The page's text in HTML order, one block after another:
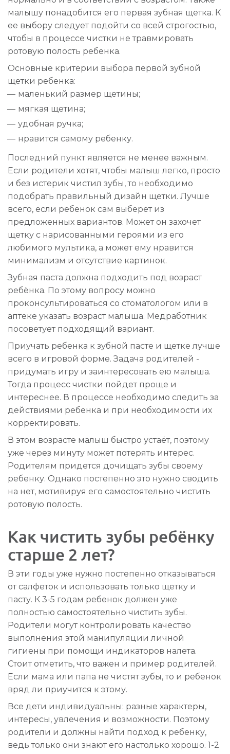
малышу понадобится его первая зубная щетка. К
ее выбору следует подойти со всей строгостью,
чтобы в процессе чистки не травмировать
ротовую полость ребенка.
Основные критерии выбора первой зубной
щетки ребенка:
маленький размер щетины;
мягкая щетина;
удобная ручка;
нравится самому ребенку.
Последний пункт является не менее важным.
Если родители хотят, чтобы малыш легко, просто
и без истерик чистил зубы, то необходимо
подобрать правильный дизайн щетки. Лучше
всего, если ребенок сам выберет из
предложенных вариантов. Может он захочет
щетку с нарисованными героями из его
любимого мультика, а может ему нравится
минимализм и отсутствие картинок.
Зубная паста должна подходить под возраст
ребёнка. По этому вопросу можно
проконсультироваться со стоматологом или в
аптеке указать возраст малыша. Медработник
посоветует подходящий вариант.
Приучать ребенка к зубной пасте и щетке лучше
всего в игровой форме. Задача родителей -
придумать игру и заинтересовать ею малыша.
Тогда процесс чистки пойдет проще и
интереснее. В процессе необходимо следить за
действиями ребенка и при необходимости их
корректировать.
В этом возрасте малыш быстро устаёт, поэтому
уже через минуту может потерять интерес.
Родителям придется дочищать зубы своему
ребенку. Однако постепенно это нужно сводить
на нет, мотивируя его самостоятельно чистить
ротовую полость.
Как чистить зубы ребёнку
старше 2 лет?
В эти годы уже нужно постепенно отказываться
от салфеток и использовать только щетку и
пасту. К 3-5 годам ребенок должен уже
полностью самостоятельно чистить зубы.
Родители могут контролировать качество
выполнения этой манипуляции личной
гигиены при помощи индикаторов налета.
Стоит отметить, что важен и пример родителей.
Если мама или папа не чистят зубы, то и ребенок
вряд ли приучится к этому.
Все дети индивидуальны: разные характеры,
интересы, увлечения и возможности. Поэтому
родители и должны найти подход к ребенку,
ведь только они знают его настолько хорошо. 1-2